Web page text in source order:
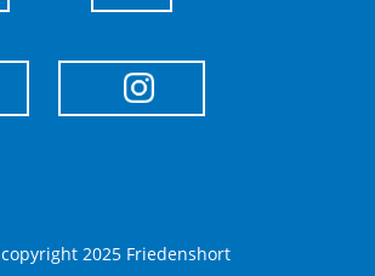
copyright 2025 Friedenshort